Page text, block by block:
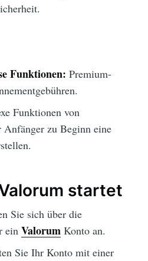
Funktionen: Premium-
Funktionen von
Anfänger zu Beginn eine
startet
Sie sich über die
ein ValorumKonto an.
Sie Ihr Konto mit einer